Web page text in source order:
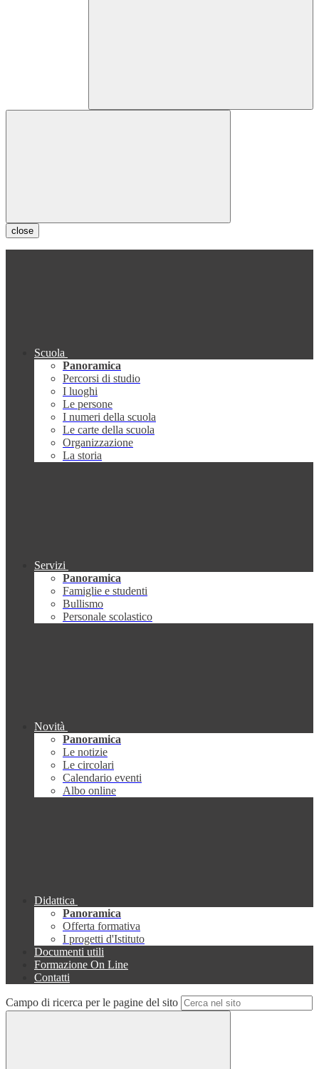
close
Scuola
Panoramica
Percorsi di studio
I luoghi
Le persone
I numeri della scuola
Le carte della scuola
Organizzazione
La storia
Servizi
Panoramica
Famiglie e studenti
Bullismo
Personale scolastico
Novità
Panoramica
Le notizie
Le circolari
Calendario eventi
Albo online
Didattica
Panoramica
Offerta formativa
I progetti d'Istituto
Documenti utili
Formazione On Line
Contatti
Campo di ricerca per le pagine del sito